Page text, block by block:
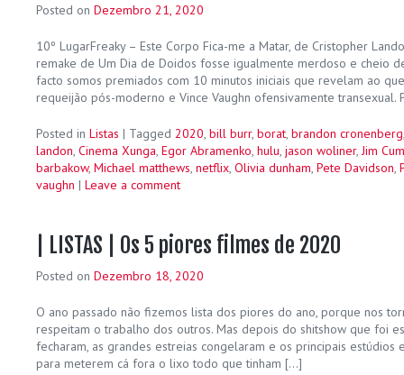
Posted on Dezembro 21, 2020
10º LugarFreaky – Este Corpo Fica-me a Matar, de Cristopher
remake de Um Dia de Doidos fosse igualmente merdoso e cheio
facto somos premiados com 10 minutos iniciais que revelam ao
requeijão pós-moderno e Vince Vaughn ofensivamente transexual.
Posted in Listas | Tagged 2020, bill burr, borat, brandon cronenberg
landon, Cinema Xunga, Egor Abramenko, hulu, jason woliner,Jim
barbakow, Michael matthews, netflix, Olivia dunham, Pete Davidson,
vaughn | Leave a comment
| LISTAS | Os 5 piores filmes de 2020
Posted on Dezembro 18, 2020
O ano passado não fizemos lista dos piores do ano, porque nos
respeitam o trabalho dos outros. Mas depois do shitshow que foi
fecharam, as grandes estreias congelaram e os principais estúdios
para meterem cá fora o lixo todo que tinham […]